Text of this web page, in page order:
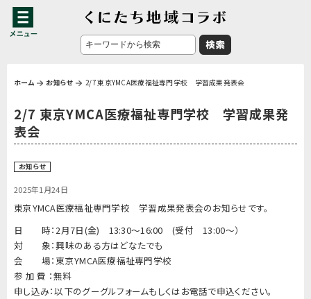
ホーム お知らせ 2/7 東京YMCA医療福祉専門学校 学習成果発表会
2/7 東京YMCA医療福祉専門学校 学習成果発
表会
お知らせ
2025年1月24日
東京YMCA医療福祉専門学校 学習成果発表会のお知らせです。
日 時：2月7日(金) 13:30～16:00 (受付 13:00～）
対 象：興味のある方はどなたでも
会 場：東京YMCA医療福祉専門学校
参 加 費 ：無料
申し込み：以下のグーグルフォームもしくはお電話で申込ください。